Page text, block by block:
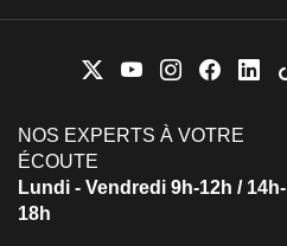
NOS EXPERTS À VOTRE
ÉCOUTE
Lundi - Vendredi 9h-12h / 14h-
18h